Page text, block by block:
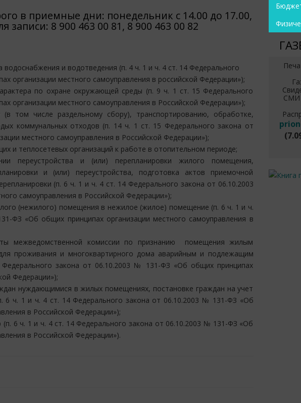
в приемные дни: понедельник с 14.00 до 17.00,
записи: 8 900 463 00 81, 8 900 463 00 82
и водотведения (п. 4 ч. 1 и ч. 4 ст. 14 Федерального
организации местного самоуправления в российской Федерации»);
по охране окружающей среды (п. 9 ч. 1 ст. 15 Федерального
организации местного самоуправления в Российской Федерации»);
том числе раздельному сбору), транспортированию, обработке,
коммунальных отходов (п. 14 ч. 1 ст. 15 Федерального закона от
местного самоуправления в Российской Федерации»);
и теплосетевых организаций к работе в отопительном периоде;
переустройства и (или) перепланировки жилого помещения,
и (или) переустройства, подготовка актов приемочной
(п. 6 ч. 1 и ч. 4 ст. 14 Федерального закона от 06.10.2003
самоуправления в Российской Федерации»);
(нежилого) помещения в нежилое (жилое) помещение (п. 6 ч. 1 и ч.
ФЗ «Об общих принципах организации местного самоуправления в
межведомственной комиссии по признанию помещения жилым
проживания и многоквартирного дома аварийным и подлежащим
закона от 06.10.2003 № 131-ФЗ «Об общих принципах
Федерации»);
нуждающимися в жилых помещениях, постановке граждан на учет
ч. 1 и ч. 4 ст. 14 Федерального закона от 06.10.2003 № 131-ФЗ «Об
в Российской Федерации»);
6 ч. 1 и ч. 4 ст. 14 Федерального закона от 06.10.2003 № 131-ФЗ «Об
в Российской Федерации»).
СМИ